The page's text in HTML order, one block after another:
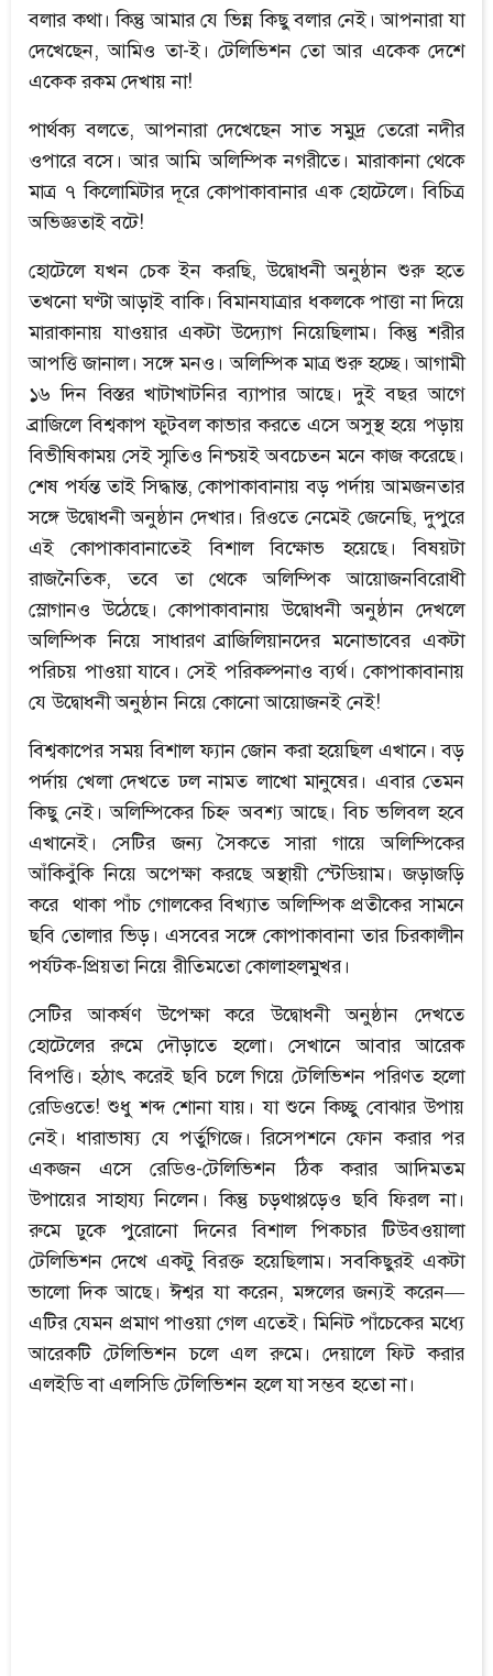
বলার কথা। কিন্তু আমার যে ভিন্ন কিছু বলার নেই। আপনারা যা
দেখেছেন, আমিও তা-ই। টেলিভিশন তো আর একেক দেশে
একেক রকম দেখায় না!
পার্থক্য বলতে, আপনারা দেখেছেন সাত সমুদ্র তেরো নদীর
ওপারে বসে। আর আমি অলিম্পিক নগরীতে। মারাকানা থেকে
মাত্র ৭ কিলোমিটার দূরে কোপাকাবানার এক হোটেলে। বিচিত্র
অভিজ্ঞতাই বটে!
হোটেলে যখন চেক ইন করছি, উদ্বোধনী অনুষ্ঠান শুরু হতে
তখনো ঘণ্টা আড়াই বাকি। বিমানযাত্রার ধকলকে পাত্তা না দিয়ে
মারাকানায় যাওয়ার একটা উদ্যোগ নিয়েছিলাম। কিন্তু শরীর
আপত্তি জানাল। সঙ্গে মনও। অলিম্পিক মাত্র শুরু হচ্ছে। আগামী
১৬ দিন বিস্তর খাটাখাটনির ব্যাপার আছে। দুই বছর আগে
ব্রাজিলে বিশ্বকাপ ফুটবল কাভার করতে এসে অসুস্থ হয়ে পড়ায়
বিভীষিকাময় সেই স্মৃতিও নিশ্চয়ই অবচেতন মনে কাজ করেছে।
শেষ পর্যন্ত তাই সিদ্ধান্ত, কোপাকাবানায় বড় পর্দায় আমজনতার
সঙ্গে উদ্বোধনী অনুষ্ঠান দেখার। রিওতে নেমেই জেনেছি, দুপুরে
এই কোপাকাবানাতেই বিশাল বিক্ষোভ হয়েছে। বিষয়টা
রাজনৈতিক, তবে তা থেকে অলিম্পিক আয়োজনবিরোধী
স্লোগানও উঠেছে। কোপাকাবানায় উদ্বোধনী অনুষ্ঠান দেখলে
অলিম্পিক নিয়ে সাধারণ ব্রাজিলিয়ানদের মনোভাবের একটা
পরিচয় পাওয়া যাবে। সেই পরিকল্পনাও ব্যর্থ। কোপাকাবানায়
যে উদ্বোধনী অনুষ্ঠান নিয়ে কোনো আয়োজনই নেই!
বিশ্বকাপের সময় বিশাল ফ্যান জোন করা হয়েছিল এখানে। বড়
পর্দায় খেলা দেখতে ঢল নামত লাখো মানুষের। এবার তেমন
কিছু নেই। অলিম্পিকের চিহ্ন অবশ্য আছে। বিচ ভলিবল হবে
এখানেই। সেটির জন্য সৈকতে সারা গায়ে অলিম্পিকের
আঁকিবুঁকি নিয়ে অপেক্ষা করছে অস্থায়ী স্টেডিয়াম। জড়াজড়ি
করে থাকা পাঁচ গোলকের বিখ্যাত অলিম্পিক প্রতীকের সামনে
ছবি তোলার ভিড়। এসবের সঙ্গে কোপাকাবানা তার চিরকালীন
পর্যটক-প্রিয়তা নিয়ে রীতিমতো কোলাহলমুখর।
সেটির আকর্ষণ উপেক্ষা করে উদ্বোধনী অনুষ্ঠান দেখতে
হোটেলের রুমে দৌড়াতে হলো। সেখানে আবার আরেক
বিপত্তি। হঠাৎ করেই ছবি চলে গিয়ে টেলিভিশন পরিণত হলো
রেডিওতে! শুধু শব্দ শোনা যায়। যা শুনে কিচ্ছু বোঝার উপায়
নেই। ধারাভাষ্য যে পর্তুগিজে। রিসেপশনে ফোন করার পর
একজন এসে রেডিও-টেলিভিশন ঠিক করার আদিমতম
উপায়ের সাহায্য নিলেন। কিন্তু চড়থাপ্পড়েও ছবি ফিরল না।
রুমে ঢুকে পুরোনো দিনের বিশাল পিকচার টিউবওয়ালা
টেলিভিশন দেখে একটু বিরক্ত হয়েছিলাম। সবকিছুরই একটা
ভালো দিক আছে। ঈশ্বর যা করেন, মঙ্গলের জন্যই করেন—
এটির যেমন প্রমাণ পাওয়া গেল এতেই। মিনিট পাঁচেকের মধ্যে
আরেকটি টেলিভিশন চলে এল রুমে। দেয়ালে ফিট করার
এলইডি বা এলসিডি টেলিভিশন হলে যা সম্ভব হতো না।